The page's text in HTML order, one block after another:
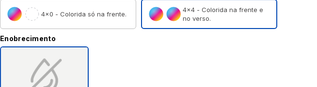
4×0 - Colorida só na frente.
4×4 - Colorida na frente e
no verso.
Enobrecimento